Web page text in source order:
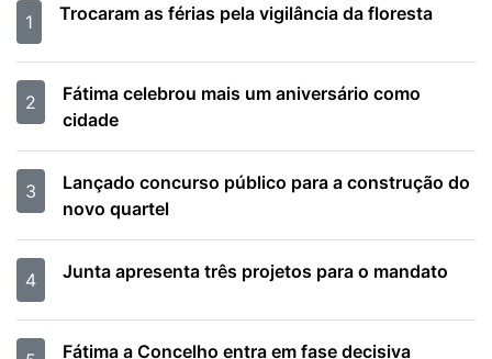
1 Trocaram as férias pela vigilância da floresta
2
Fátima celebrou mais um aniversário como
cidade
3
Lançado concurso público para a construção do
novo quartel
4 Junta apresenta três projetos para o mandato
Fátima a Concelho entra em fase decisiva